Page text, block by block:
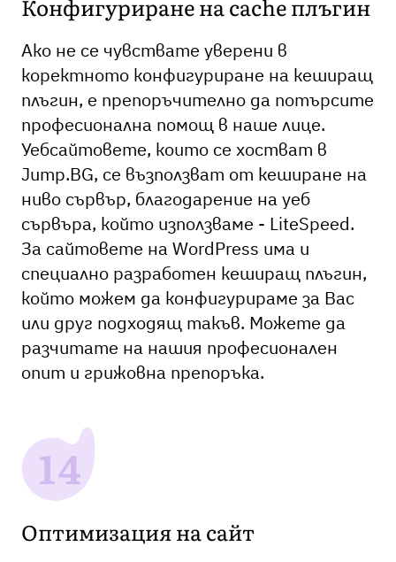
Конфигуриране на cache плъгин
Ако не се чувствате уверени в
коректното конфигуриране на кеширащ
плъгин, е препоръчително да потърсите
професионална помощ в наше лице.
Уебсайтовете, които се хостват в
Jump.BG, се възползват от кеширане на
ниво сървър, благодарение на уеб
сървъра, който използваме - LiteSpeed.
За сайтовете на WordPress има и
специално разработен кеширащ плъгин,
който можем да конфигурираме за Вас
или друг подходящ такъв. Можете да
разчитате на нашия професионален
опит и грижовна препоръка.
Оптимизация на сайт